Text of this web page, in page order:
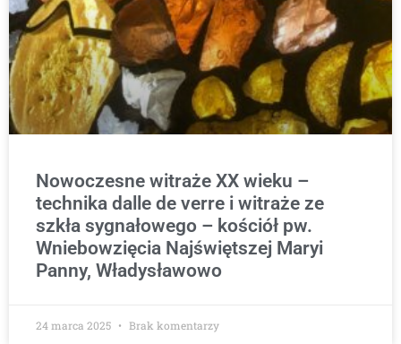
Nowoczesne witraże XX wieku –
technika dalle de verre i witraże ze
szkła sygnałowego – kościół pw.
Wniebowzięcia Najświętszej Maryi
Panny, Władysławowo
24 marca 2025 Brak komentarzy